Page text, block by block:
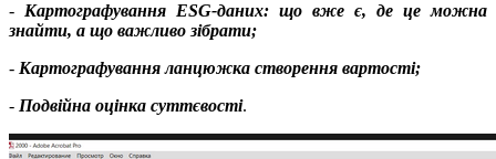
- Картографування ESG-даних: що вже є, де це можна
знайти, а що важливо зібрати;
- Картографування ланцюжка створення вартості;
- Подвійна оцінка суттєвості.